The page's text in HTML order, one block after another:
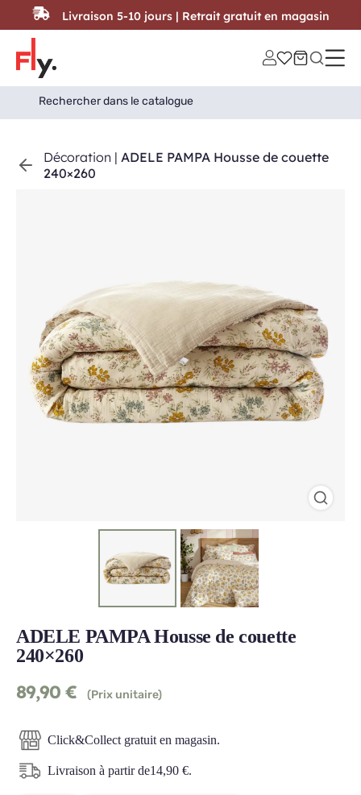
Passer au contenu
Search
for:
Search Button
Décoration | ADELE PAMPA Housse de couette
240×260
ADELE PAMPA Housse de couette
240×260
89,90 € (Prix unitaire)
Click&Collect gratuit en magasin.
Livraison à partir de14,90 €.
Livraison 5-10 jours | Retrait gratuit en magasin